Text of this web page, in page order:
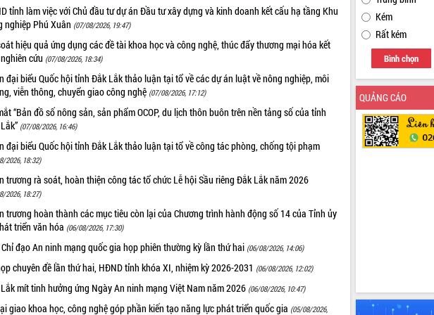
tỉnh làm việc với Chủ đầu tư dự án Đầu tư xây dựng và kinh doanh kết cấu hạ tầng Khu
nghiệp Phú Xuân (07/08/2026, 19:47)
hiệu quả ứng dụng các đề tài khoa học và công nghệ, thúc đẩy thương mại hóa kết
cứu (07/08/2026, 18:34)
đại biểu Quốc hội tỉnh Đắk Lắk thảo luận tại tổ về các dự án luật về nông nghiệp, môi
viễn thông, chuyển giao công nghệ (07/08/2026, 17:12)
“Bản đồ số nông sản, sản phẩm OCOP, du lịch thôn buôn trên nền tảng số của tỉnh
(07/08/2026, 16:46)
đại biểu Quốc hội tỉnh Đắk Lắk thảo luận tại tổ về công tác phòng, chống tội phạm
2026, 18:32)
trương rà soát, hoàn thiện công tác tổ chức Lễ hội Sầu riêng Đắk Lắk năm 2026
2026, 18:27)
trương hoàn thành các mục tiêu còn lại của Chương trình hành động số 14 của Tỉnh ủy
triển văn hóa (06/08/2026, 17:30)
đạo An ninh mạng quốc gia họp phiên thường kỳ lần thứ hai (06/08/2026, 14:06)
chuyên đề lần thứ hai, HĐND tỉnh khóa XI, nhiệm kỳ 2026-2031 (06/08/2026, 12:02)
mít tinh hưởng ứng Ngày An ninh mạng Việt Nam năm 2026 (06/08/2026, 10:47)
giao khoa học, công nghệ góp phần kiến tạo năng lực phát triển quốc gia (05/08/2026,
Kém
Rất kém
Bình chọn
QUẢNG CÁO